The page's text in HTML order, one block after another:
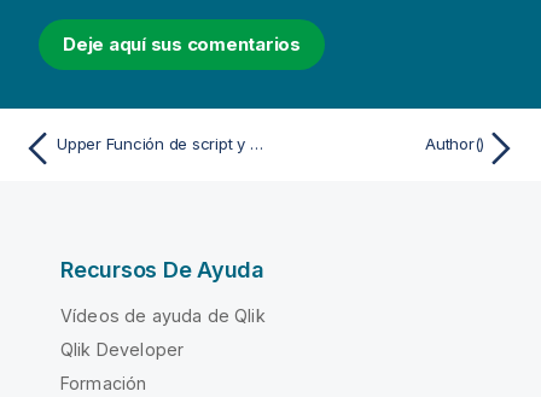
Deje aquí sus comentarios
Upper Función de script y de gráfico Author()
Recursos De Ayuda
Vídeos de ayuda de Qlik
Qlik Developer
Formación